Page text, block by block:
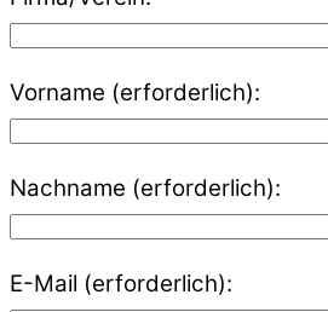
Vorname (erforderlich):
Nachname (erforderlich):
E-Mail (erforderlich):